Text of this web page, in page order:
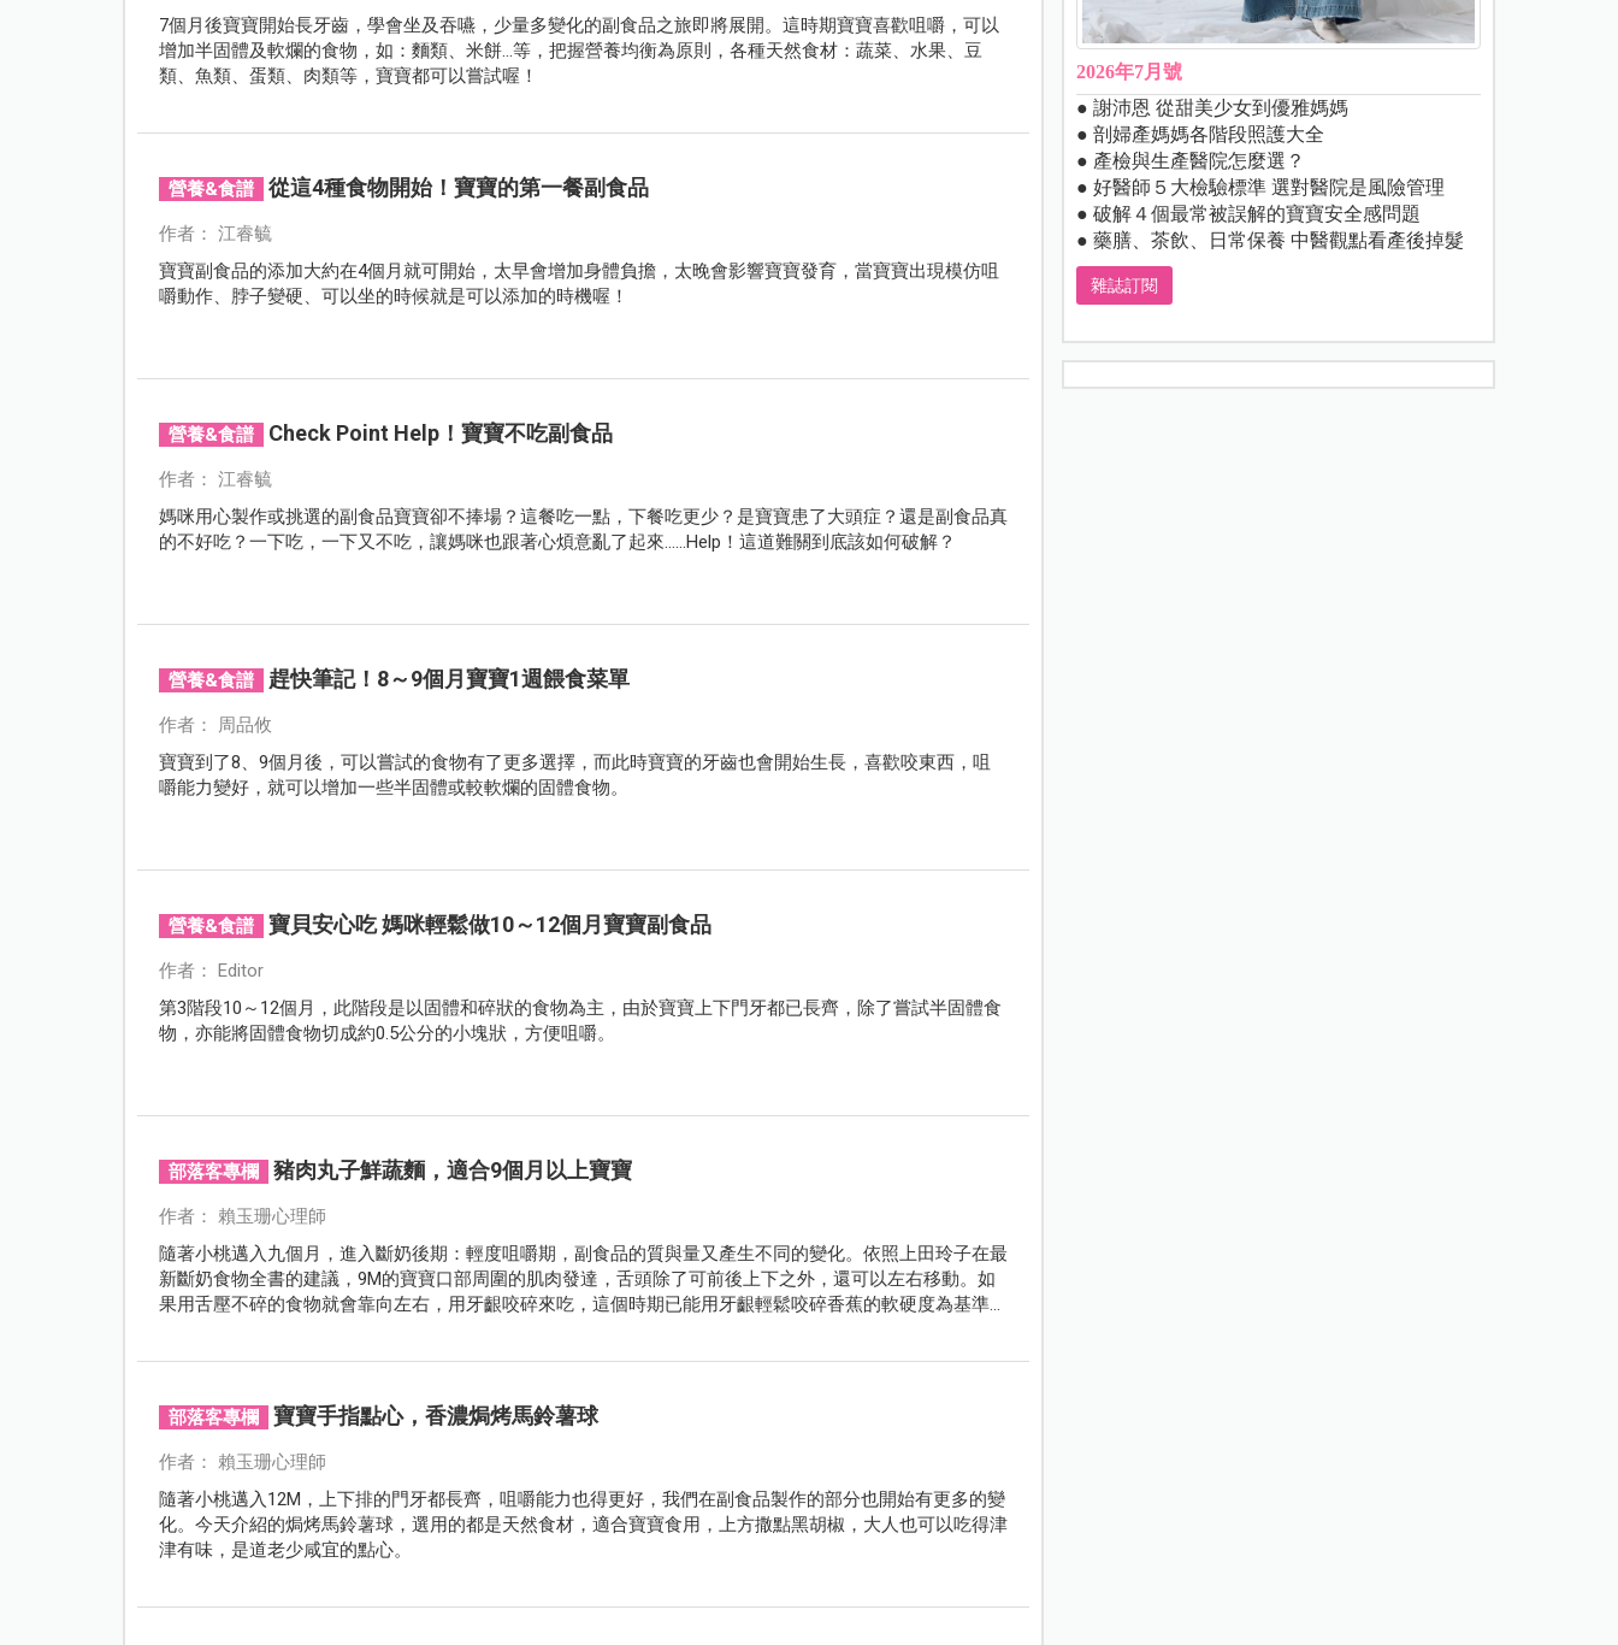
7個月後寶寶開始長牙齒，學會坐及吞嚥，少量多變化的副食品之旅即將展開。這時期寶寶喜歡咀嚼，可以
增加半固體及軟爛的食物，如：麵類、米餅…等，把握營養均衡為原則，各種天然食材：蔬菜、水果、豆
類、魚類、蛋類、肉類等，寶寶都可以嘗試喔！
營養&食譜 從這4種食物開始！寶寶的第一餐副食品
作者： 江睿毓
寶寶副食品的添加大約在4個月就可開始，太早會增加身體負擔，太晚會影響寶寶發育，當寶寶出現模仿咀
嚼動作、脖子變硬、可以坐的時候就是可以添加的時機喔！
營養&食譜 Check Point Help！寶寶不吃副食品
作者： 江睿毓
媽咪用心製作或挑選的副食品寶寶卻不捧場？這餐吃一點，下餐吃更少？是寶寶患了大頭症？還是副食品真
的不好吃？一下吃，一下又不吃，讓媽咪也跟著心煩意亂了起來……Help！這道難關到底該如何破解？
營養&食譜 趕快筆記！8～9個月寶寶1週餵食菜單
作者： 周品攸
寶寶到了8、9個月後，可以嘗試的食物有了更多選擇，而此時寶寶的牙齒也會開始生長，喜歡咬東西，咀
嚼能力變好，就可以增加一些半固體或較軟爛的固體食物。
營養&食譜 寶貝安心吃 媽咪輕鬆做10～12個月寶寶副食品
作者： Editor
第3階段10～12個月，此階段是以固體和碎狀的食物為主，由於寶寶上下門牙都已長齊，除了嘗試半固體食
物，亦能將固體食物切成約0.5公分的小塊狀，方便咀嚼。
部落客專欄 豬肉丸子鮮蔬麵，適合9個月以上寶寶
作者： 賴玉珊心理師
隨著小桃邁入九個月，進入斷奶後期：輕度咀嚼期，副食品的質與量又產生不同的變化。依照上田玲子在最
新斷奶食物全書的建議，9M的寶寶口部周圍的肌肉發達，舌頭除了可前後上下之外，還可以左右移動。如
果用舌壓不碎的食物就會靠向左右，用牙齦咬碎來吃，這個時期已能用牙齦輕鬆咬碎香蕉的軟硬度為基準，
部落客專欄 寶寶手指點心，香濃焗烤馬鈴薯球
作者： 賴玉珊心理師
隨著小桃邁入12M，上下排的門牙都長齊，咀嚼能力也得更好，我們在副食品製作的部分也開始有更多的變
化。今天介紹的焗烤馬鈴薯球，選用的都是天然食材，適合寶寶食用，上方撒點黑胡椒，大人也可以吃得津
津有味，是道老少咸宜的點心。
2026年7月號
● 謝沛恩 從甜美少女到優雅媽媽
● 剖婦產媽媽各階段照護大全
● 產檢與生產醫院怎麼選？
● 好醫師５大檢驗標準 選對醫院是風險管理
● 破解４個最常被誤解的寶寶安全感問題
● 藥膳、茶飲、日常保養 中醫觀點看產後掉髮
雜誌訂閱